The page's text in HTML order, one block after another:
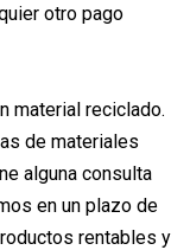
otro pago
material reciclado.
de materiales
alguna consulta
en un plazo de
rentables y